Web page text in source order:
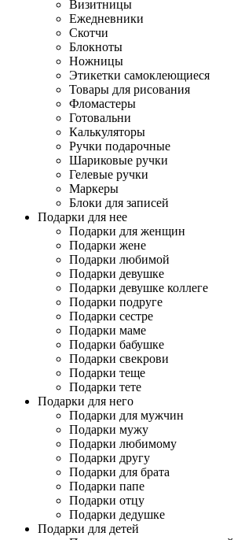
Визитницы
Ежедневники
Скотчи
Блокноты
Ножницы
Этикетки самоклеющиеся
Товары для рисования
Фломастеры
Готовальни
Калькуляторы
Ручки подарочные
Шариковые ручки
Гелевые ручки
Маркеры
Блоки для записей
Подарки для нее
Подарки для женщин
Подарки жене
Подарки любимой
Подарки девушке
Подарки девушке коллеге
Подарки подруге
Подарки сестре
Подарки маме
Подарки бабушке
Подарки свекрови
Подарки теще
Подарки тете
Подарки для него
Подарки для мужчин
Подарки мужу
Подарки любимому
Подарки другу
Подарки для брата
Подарки папе
Подарки отцу
Подарки дедушке
Подарки для детей